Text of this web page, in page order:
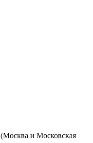
(Москва и Московская